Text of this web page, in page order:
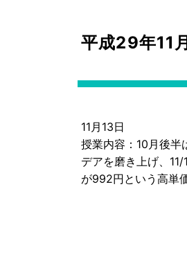
平成29年11月
11月13日
授業内容：10月後半
デアを磨き上げ、
が992円という高単